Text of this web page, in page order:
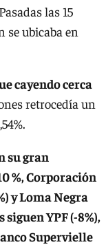
las 15
se ubicaba en
cayendo cerca
retrocedía un
su gran
%, Corporación
y Loma Negra
siguen YPF (-8%),
Supervielle